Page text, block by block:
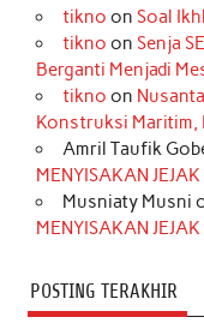
b
o
k
a
r
a
m
o
k
tikno on Soal
tikno on Senja
Berganti Menjadi
tikno on
Konstruksi Maritim,
Amril Taufik
MENYISAKAN
Musniaty Musni
MENYISAKAN
POSTING TERAKHIR